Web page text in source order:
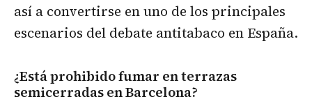
así a convertirse en uno de los principales
escenarios del debate antitabaco en España.
¿Está prohibido fumar en terrazas
semicerradas en Barcelona?